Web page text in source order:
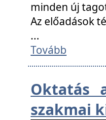
minden új
Az előadások
...
Tovább
Oktatás
szakmai